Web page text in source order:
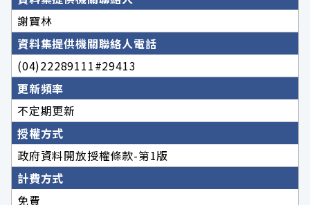
謝寶林
資料集提供機關聯絡人電話
(04)22289111#29413
更新頻率
不定期更新
授權方式
政府資料開放授權條款-第1版
計費方式
免費